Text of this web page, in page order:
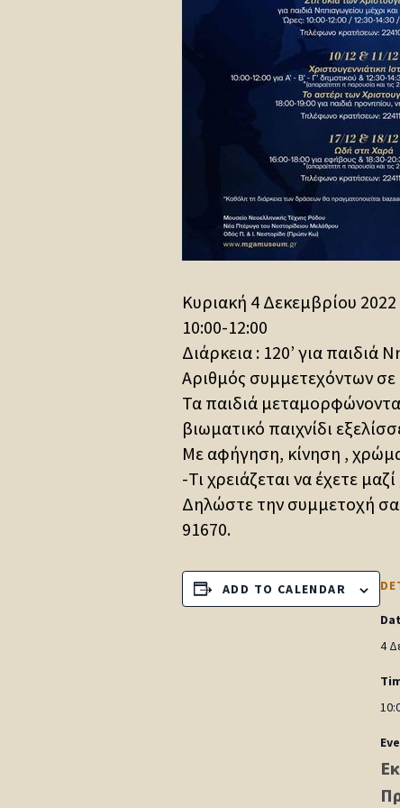
Κυριακή 4 Δεκεμβρίου 2022
10:00-12:00
Διάρκεια : 120’ για παιδιά
Αριθμός συμμετεχόντων σε
Τα παιδιά
βιωματικό παιχνίδι
Με αφήγηση, κίνηση ,
-Τι χρειάζεται να έχετε
Δηλώστε την συμμετοχή
91670.
ADD TO CALENDAR
4